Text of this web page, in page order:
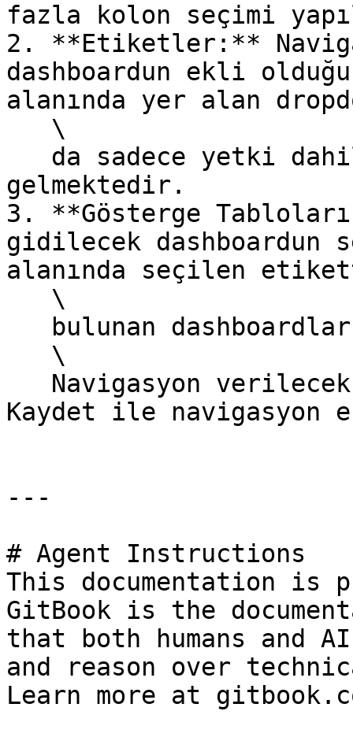
fazla kolon seçimi
2. **Etiketler:**
dashboardun ekli
alanında yer alan
gelmektedir.
3. **Gösterge
gidilecek
alanında seçilen
Kaydet ile navigasyon
---
# Agent Instructions
This documentation is
GitBook is the
that both humans and
and reason over
Learn more at